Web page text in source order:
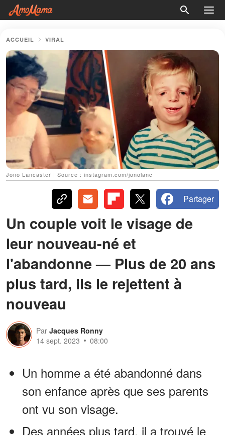
ACCUEIL VIRAL
Jono Lancaster | Source : instagram.com/jonolanc
Partager
Un couple voit le visage de
leur nouveau-né et
l'abandonne — Plus de 20 ans
plus tard, ils le rejettent à
nouveau
Par Jacques Ronny
14 sept. 2023
08:00
Un homme a été abandonné dans
son enfance après que ses parents
ont vu son visage.
Des années plus tard, il a trouvé le